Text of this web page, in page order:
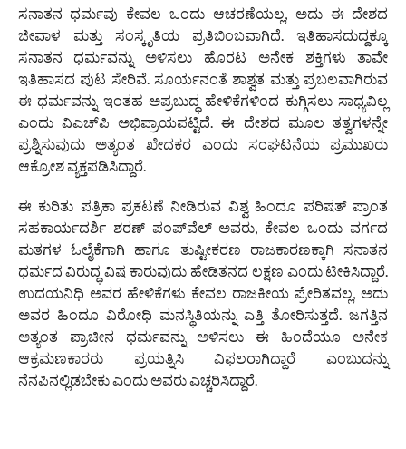
ಸನಾತನ ಧರ್ಮವು ಕೇವಲ ಒಂದು ಆಚರಣೆಯಲ್ಲ, ಅದು ಈ ದೇಶದ
ಜೀವಾಳ ಮತ್ತು ಸಂಸ್ಕೃತಿಯ ಪ್ರತಿಬಿಂಬವಾಗಿದೆ. ಇತಿಹಾಸದುದ್ದಕ್ಕೂ
ಸನಾತನ ಧರ್ಮವನ್ನು ಅಳಿಸಲು ಹೊರಟ ಅನೇಕ ಶಕ್ತಿಗಳು ತಾವೇ
ಇತಿಹಾಸದ ಪುಟ ಸೇರಿವೆ. ಸೂರ್ಯನಂತೆ ಶಾಶ್ವತ ಮತ್ತು ಪ್ರಬಲವಾಗಿರುವ
ಈ ಧರ್ಮವನ್ನು ಇಂತಹ ಅಪ್ರಬುದ್ಧ ಹೇಳಿಕೆಗಳಿಂದ ಕುಗ್ಗಿಸಲು ಸಾಧ್ಯವಿಲ್ಲ
ಎಂದು ವಿಎಚ್‌ಪಿ ಅಭಿಪ್ರಾಯಪಟ್ಟಿದೆ. ಈ ದೇಶದ ಮೂಲ ತತ್ವಗಳನ್ನೇ
ಪ್ರಶ್ನಿಸುವುದು ಅತ್ಯಂತ ಖೇದಕರ ಎಂದು ಸಂಘಟನೆಯ ಪ್ರಮುಖರು
ಆಕ್ರೋಶ ವ್ಯಕ್ತಪಡಿಸಿದ್ದಾರೆ.
ಈ ಕುರಿತು ಪತ್ರಿಕಾ ಪ್ರಕಟಣೆ ನೀಡಿರುವ ವಿಶ್ವ ಹಿಂದೂ ಪರಿಷತ್ ಪ್ರಾಂತ
ಸಹಕಾರ್ಯದರ್ಶಿ ಶರಣ್ ಪಂಪ್‌ವೆಲ್ ಅವರು, ಕೇವಲ ಒಂದು ವರ್ಗದ
ಮತಗಳ ಓಲೈಕೆಗಾಗಿ ಹಾಗೂ ತುಷ್ಟೀಕರಣ ರಾಜಕಾರಣಕ್ಕಾಗಿ ಸನಾತನ
ಧರ್ಮದ ವಿರುದ್ಧ ವಿಷ ಕಾರುವುದು ಹೇಡಿತನದ ಲಕ್ಷಣ ಎಂದು ಟೀಕಿಸಿದ್ದಾರೆ.
ಉದಯನಿಧಿ ಅವರ ಹೇಳಿಕೆಗಳು ಕೇವಲ ರಾಜಕೀಯ ಪ್ರೇರಿತವಲ್ಲ, ಅದು
ಅವರ ಹಿಂದೂ ವಿರೋಧಿ ಮನಸ್ಥಿತಿಯನ್ನು ಎತ್ತಿ ತೋರಿಸುತ್ತದೆ. ಜಗತ್ತಿನ
ಅತ್ಯಂತ ಪ್ರಾಚೀನ ಧರ್ಮವನ್ನು ಅಳಿಸಲು ಈ ಹಿಂದೆಯೂ ಅನೇಕ
ಆಕ್ರಮಣಕಾರರು ಪ್ರಯತ್ನಿಸಿ ವಿಫಲರಾಗಿದ್ದಾರೆ ಎಂಬುದನ್ನು
ನೆನಪಿನಲ್ಲಿಡಬೇಕು ಎಂದು ಅವರು ಎಚ್ಚರಿಸಿದ್ದಾರೆ.